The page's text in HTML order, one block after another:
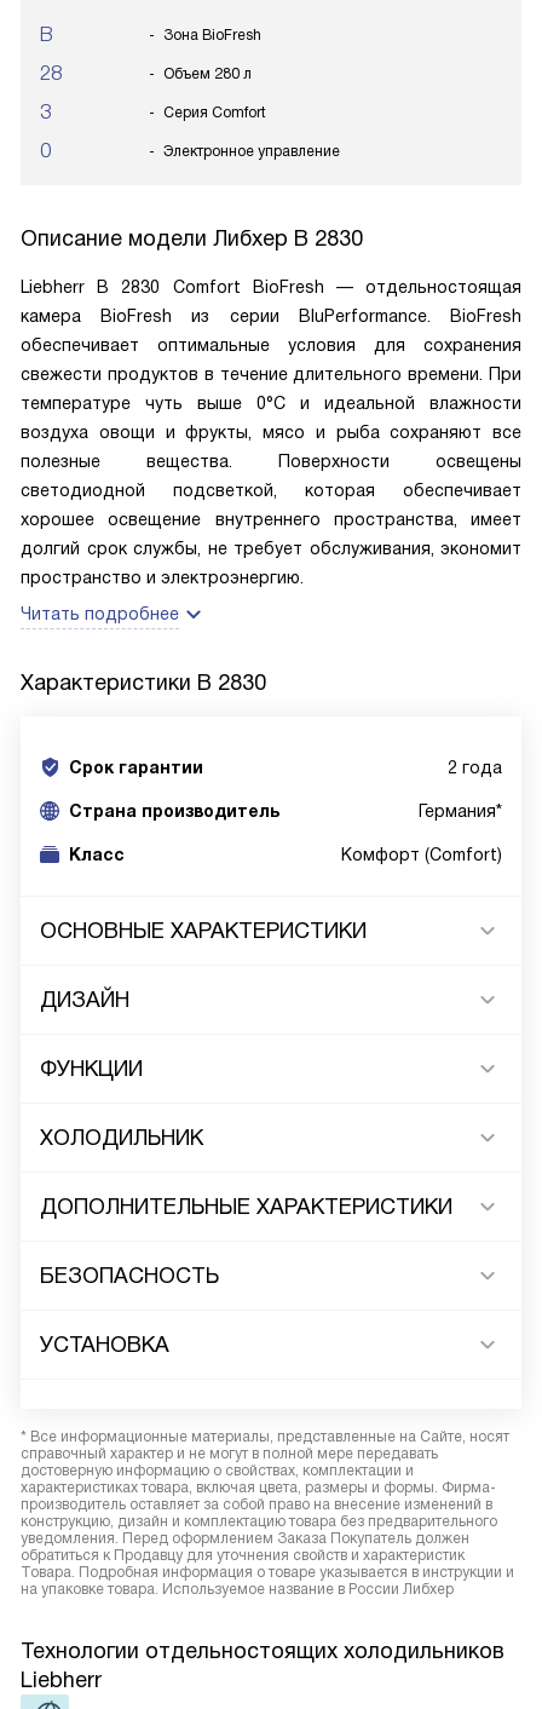
B Зона BioFresh
28 Объем 280 л
3 Серия Comfort
0 Электронное управление
Описание модели Либхер B 2830
Liebherr B 2830 Comfort BioFresh — отдельностоящая
камера BioFresh из серии BluPerformance. BioFresh
обеспечивает оптимальные условия для сохранения
свежести продуктов в течение длительного времени. При
температуре чуть выше 0°C и идеальной влажности
воздуха овощи и фрукты, мясо и рыба сохраняют все
полезные вещества. Поверхности освещены
светодиодной подсветкой, которая обеспечивает
хорошее освещение внутреннего пространства, имеет
долгий срок службы, не требует обслуживания, экономит
пространство и электроэнергию.
Читать подробнее
Характеристики B 2830
Срок гарантии 2 года
Cтрана производитель Германия*
Класс Комфорт (Comfort)
ОСНОВНЫЕ ХАРАКТЕРИСТИКИ
ДИЗАЙН
ФУНКЦИИ
ХОЛОДИЛЬНИК
ДОПОЛНИТЕЛЬНЫЕ ХАРАКТЕРИСТИКИ
БЕЗОПАСНОСТЬ
УСТАНОВКА
* Все информационные материалы, представленные на Сайте, носят
справочный характер и не могут в полной мере передавать
достоверную информацию о свойствах, комплектации и
характеристиках товара, включая цвета, размеры и формы. Фирма-
производитель оставляет за собой право на внесение изменений в
конструкцию, дизайн и комплектацию товара без предварительного
уведомления. Перед оформлением Заказа Покупатель должен
обратиться к Продавцу для уточнения свойств и характеристик
Товара. Подробная информация о товаре указывается в инструкции и
на упаковке товара. Используемое название в России Либхер
Технологии отдельностоящих холодильников
Liebherr